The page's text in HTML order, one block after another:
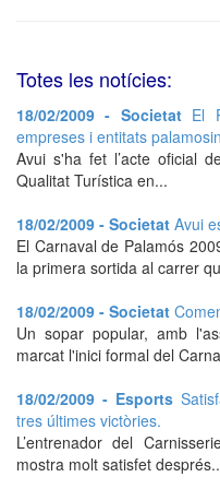
Totes les notícies:
18/02/2009 - Societat El
empreses i entitats
Avui s'ha fet l’acte oficial
Qualitat Turística en...
18/02/2009 - Societat Avui
El Carnaval de Palamós
la primera sortida al carrer
18/02/2009 - Societat
Un sopar popular, amb
marcat l'inici formal del
18/02/2009 - Esports
tres últimes victòries.
L’entrenador del
mostra molt satisfet